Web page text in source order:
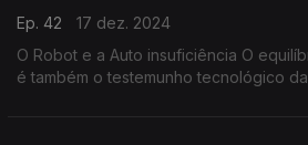
Ep. 42
17 dez. 2024
O Robot e a Auto insuficiência O equilíbrio trôpego do humano
é também o testemunho tecnológico